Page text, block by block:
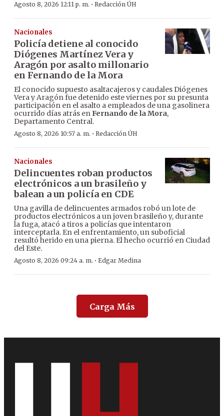
Agosto 8, 2026 12:11 p. m. · Redacción ÚH
Nacionales
Policía detiene al conocido
Diógenes Martínez Vera y
Aragón por asalto millonario
en Fernando de la Mora
El conocido supuesto asaltacajeros y caudales Diógenes
Vera y Aragón fue detenido este viernes por su presunta
participación en el asalto a empleados de una gasolinera
ocurrido días atrás enFernando de la Mora,
Departamento Central.
Agosto 8, 2026 10:57 a. m. · Redacción ÚH
Nacionales
Delincuentes roban productos
electrónicos a un brasileño y
balean a un policía en CDE
Una gavilla de delincuentes armados robó un lote de
productos electrónicos a un joven brasileño y, durante
la fuga, atacó a tiros a policías que intentaron
interceptarla. En el enfrentamiento, un suboficial
resultó herido en una pierna. El hecho ocurrió en Ciudad
del Este.
Agosto 8, 2026 09:24 a. m. · Edgar Medina
Carga Más